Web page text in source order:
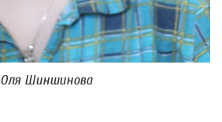
Оля Шиншинова